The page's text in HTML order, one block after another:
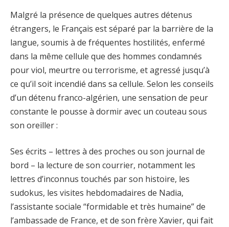
Malgré la présence de quelques autres détenus
étrangers, le Français est séparé par la barrière de la
langue, soumis à de fréquentes hostilités, enfermé
dans la même cellule que des hommes condamnés
pour viol, meurtre ou terrorisme, et agressé jusqu’à
ce qu’il soit incendié dans sa cellule. Selon les conseils
d’un détenu franco-algérien, une sensation de peur
constante le pousse à dormir avec un couteau sous
son oreiller :
Ses écrits – lettres à des proches ou son journal de
bord – la lecture de son courrier, notamment les
lettres d’inconnus touchés par son histoire, les
sudokus, les visites hebdomadaires de Nadia,
l’assistante sociale “formidable et très humaine” de
l’ambassade de France, et de son frère Xavier, qui fait